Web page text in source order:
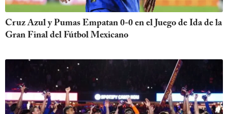
Cruz Azul y Pumas Empatan 0-0 en el Juego de Ida de la
Gran Final del Fútbol Mexicano